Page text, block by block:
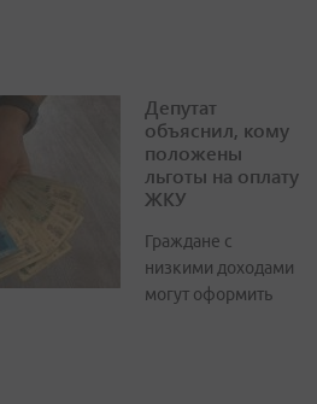
Депутат
объяснил, кому
положены
льготы на оплату
ЖКУ
Граждане с
низкими доходами
могут оформить